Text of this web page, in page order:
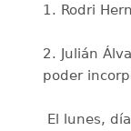
1. Rodri
2. Julián
poder
El lunes,